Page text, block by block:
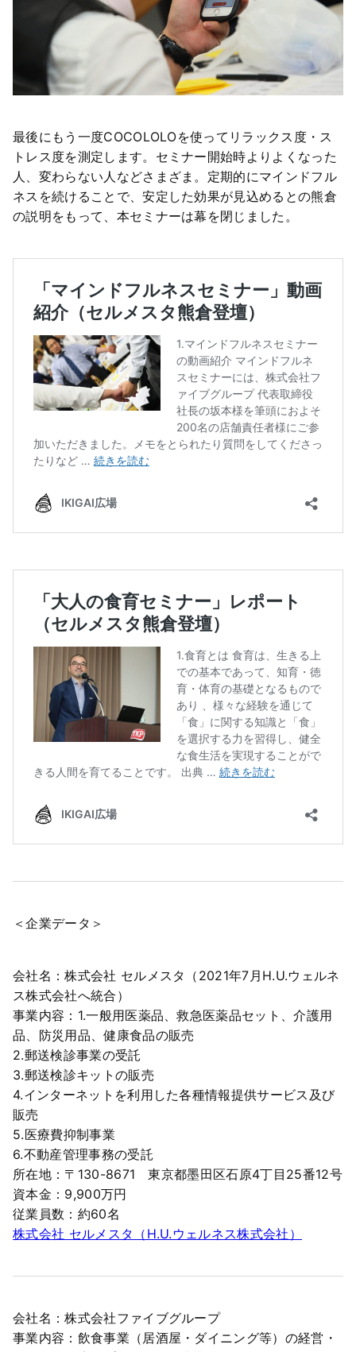
最後にもう一度COCOLOLOを使ってリラックス度・ス
トレス度を測定します。セミナー開始時よりよくなった
人、変わらない人などさまざま。定期的にマインドフル
ネスを続けることで、安定した効果が見込めるとの熊倉
の説明をもって、本セミナーは幕を閉じました。
＜企業データ＞
会社名：株式会社 セルメスタ（2021年7月H.U.ウェルネ
ス株式会社へ統合）
事業内容：1.一般用医薬品、救急医薬品セット、介護用
品、防災用品、健康食品の販売
2.郵送検診事業の受託
3.郵送検診キットの販売
4.インターネットを利用した各種情報提供サービス及び
販売
5.医療費抑制事業
6.不動産管理事務の受託
所在地：〒130-8671 東京都墨田区石原4丁目25番12号
資本金：9,900万円
従業員数：約60名
株式会社 セルメスタ（H.U.ウェルネス株式会社）
会社名：株式会社ファイブグループ
事業内容：飲食事業（居酒屋・ダイニング等）の経営・